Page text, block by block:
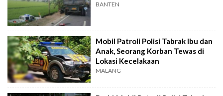
BANTEN
Mobil Patroli Polisi Tabrak Ibu dan
Anak, Seorang Korban Tewas di
Lokasi Kecelakaan
MALANG